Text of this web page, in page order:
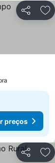
Partilhar
preços
Partilhar